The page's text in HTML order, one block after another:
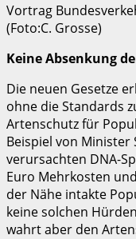
Vortrag
(Foto:C. Grosse)
Keine Absenkung
Die neuen Gesetze
ohne die Standards
Artenschutz für
Beispiel von Minister
verursachten DNA-
Euro Mehrkosten
der Nähe intakte
keine solchen
wahrt aber den